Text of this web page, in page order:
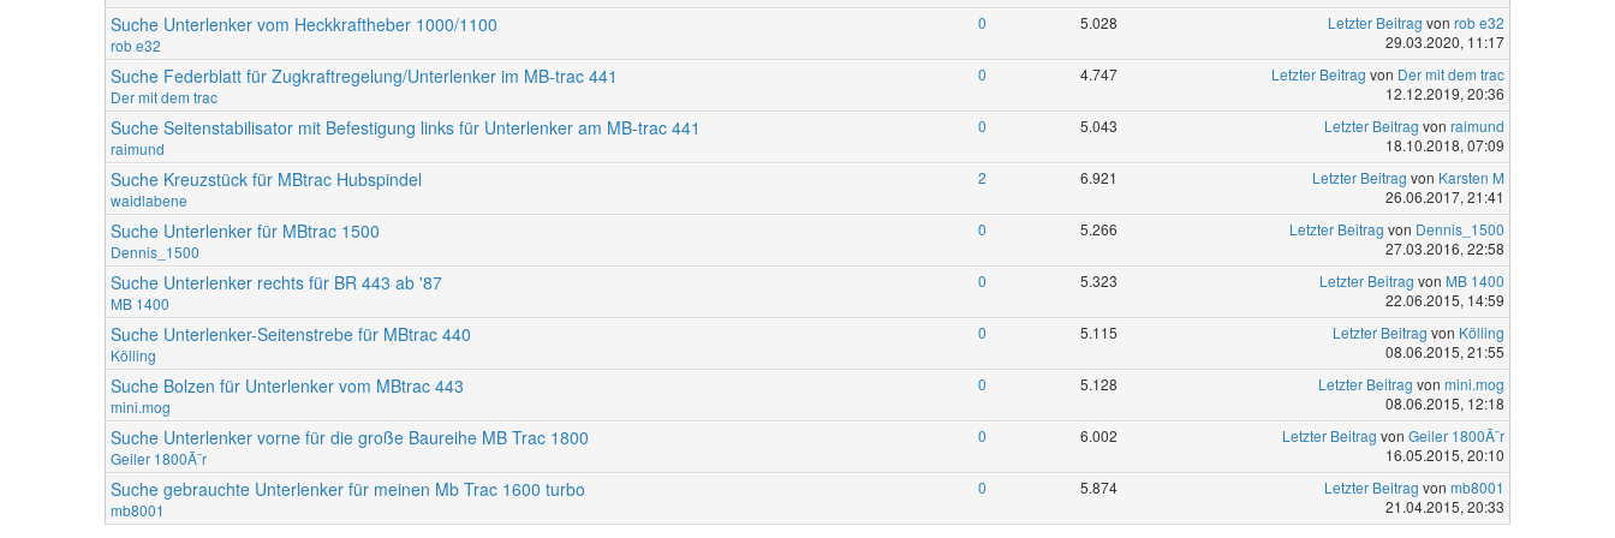
Suche Unterlenker vom Heckkraftheber 1000/1100
rob e32
0 5.028 Letzter Beitrag von rob e32
29.03.2020, 11:17
Suche Federblatt für Zugkraftregelung/Unterlenker im MB-trac 441
Der mit dem trac
0 4.747 Letzter Beitrag von Der mit dem trac
12.12.2019, 20:36
Suche Seitenstabilisator mit Befestigung links für Unterlenker am MB-trac 441
raimund
0 5.043 Letzter Beitrag von raimund
18.10.2018, 07:09
Suche Kreuzstück für MBtrac Hubspindel
waidlabene
2 6.921 Letzter Beitrag von Karsten M
26.06.2017, 21:41
Suche Unterlenker für MBtrac 1500
Dennis_1500
0 5.266 Letzter Beitrag von Dennis_1500
27.03.2016, 22:58
Suche Unterlenker rechts für BR 443 ab '87
MB 1400
0 5.323 Letzter Beitrag von MB 1400
22.06.2015, 14:59
Suche Unterlenker-Seitenstrebe für MBtrac 440
Kölling
0 5.115 Letzter Beitrag von Kölling
08.06.2015, 21:55
Suche Bolzen für Unterlenker vom MBtrac 443
mini.mog
0 5.128 Letzter Beitrag von mini.mog
08.06.2015, 12:18
Suche Unterlenker vorne für die große Baureihe MB Trac 1800
Geiler 1800Ã¨r
0 6.002 Letzter Beitrag von Geiler 1800Ã¨r
16.05.2015, 20:10
Suche gebrauchte Unterlenker für meinen Mb Trac 1600 turbo
mb8001
0 5.874 Letzter Beitrag von mb8001
21.04.2015, 20:33